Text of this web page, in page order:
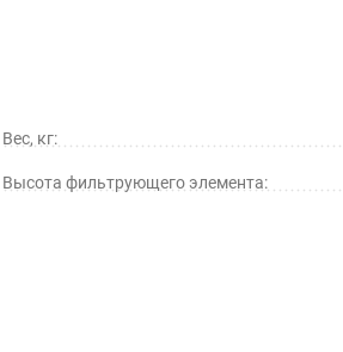
Вес, кг:
Высота фильтрующего элемента: